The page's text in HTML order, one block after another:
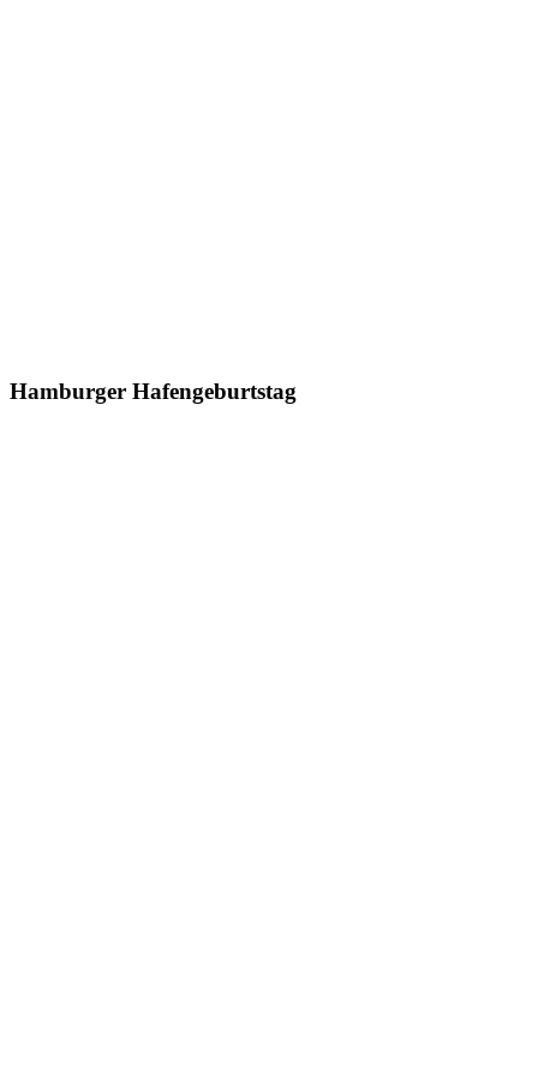
Hamburger Hafengeburtstag